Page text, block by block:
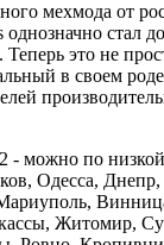
мехмода от
стал
это не
в своем
можно по низкой
Одесса,
Житомир,